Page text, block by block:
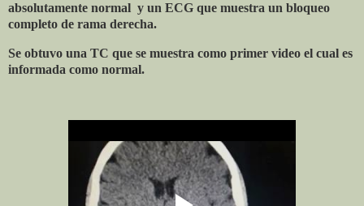
absolutamente normal y un ECG que muestra un bloqueo
completo de rama derecha.
Se obtuvo una TC que se muestra como primer video el cual es
informada como normal.